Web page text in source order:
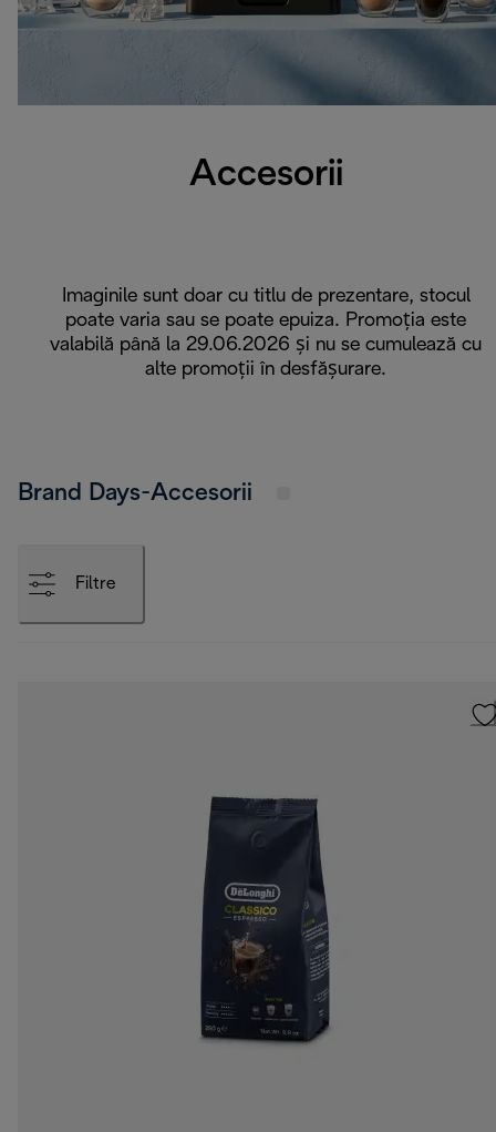
Accesorii
Imaginile sunt doar cu titlu de prezentare, stocul
poate varia sau se poate epuiza. Promoția este
valabilă până la 29.06.2026 și nu se cumulează cu
alte promoții în desfășurare.
Brand Days-Accesorii
Filtre